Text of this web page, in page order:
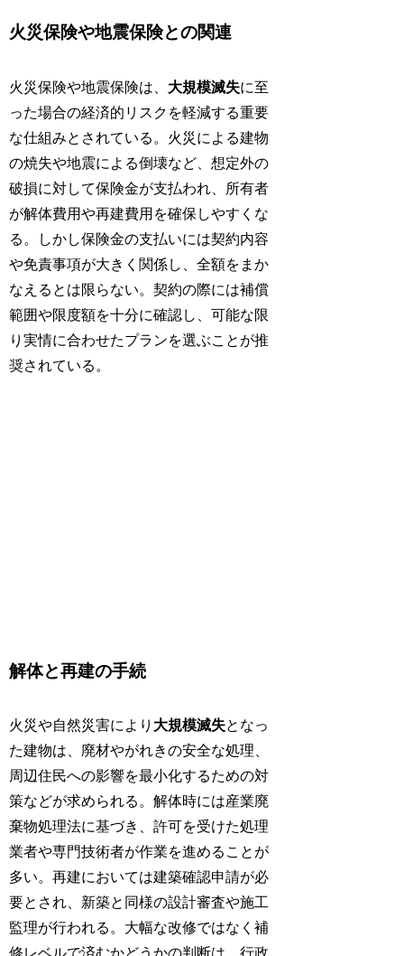
火災保険や地震保険との関連
火災保険や地震保険は、 大規模滅失に至
った場合の経済的リスクを軽減する重要
な仕組みとされている。火災による建物
の焼失や地震による倒壊など、想定外の
破損に対して保険金が支払われ、所有者
が解体費用や再建費用を確保しやすくな
る。しかし保険金の支払いには契約内容
や免責事項が大きく関係し、全額をまか
なえるとは限らない。契約の際には補償
範囲や限度額を十分に確認し、可能な限
り実情に合わせたプランを選ぶことが推
奨されている。
解体と再建の手続
火災や自然災害により 大規模滅失となっ
た建物は、廃材やがれきの安全な処理、
周辺住民への影響を最小化するための対
策などが求められる。解体時には産業廃
棄物処理法に基づき、許可を受けた処理
業者や専門技術者が作業を進めることが
多い。再建においては建築確認申請が必
要とされ、新築と同様の設計審査や施工
監理が行われる。大幅な改修ではなく補